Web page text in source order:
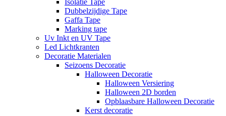
Isolatie Tape
Dubbelzijdige Tape
Gaffa Tape
Marking tape
Uv Inkt en UV Tape
Led Lichtkranten
Decoratie Materialen
Seizoens Decoratie
Halloween Decoratie
Halloween Versiering
Halloween 2D borden
Opblaasbare Halloween Decoratie
Kerst decoratie